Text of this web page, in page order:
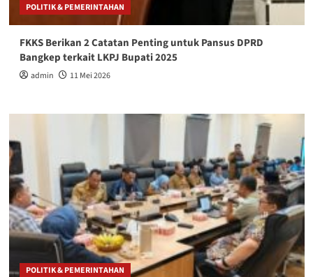
POLITIK & PEMERINTAHAN
FKKS Berikan 2 Catatan Penting untuk Pansus DPRD
Bangkep terkait LKPJ Bupati 2025
admin 11 Mei 2026
POLITIK & PEMERINTAHAN